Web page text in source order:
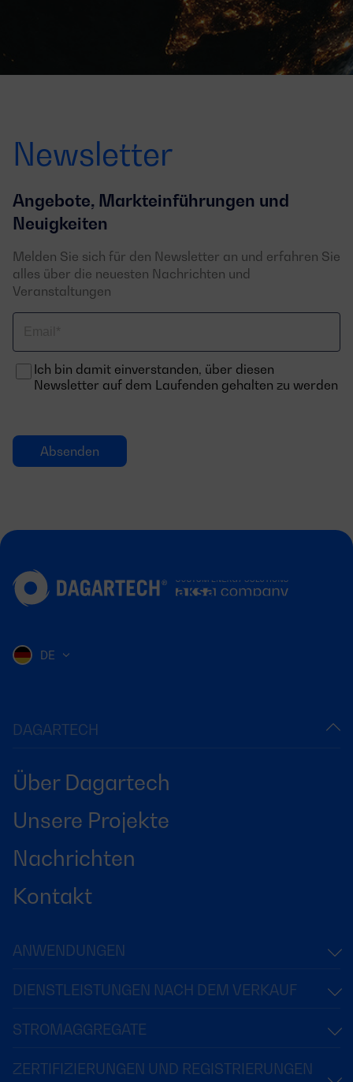
Newsletter
Angebote, Markteinführungen und
Neuigkeiten
Melden Sie sich für den Newsletter an und erfahren Sie
alles über die neuesten Nachrichten und
Veranstaltungen
Ich bin damit einverstanden, über diesen
Newsletter auf dem Laufenden gehalten zu werden
DAGARTECH
Über Dagartech
Unsere Projekte
Nachrichten
Kontakt
DE
ANWENDUNGEN
DIENSTLEISTUNGEN NACH DEM VERKAUF
STROMAGGREGATE
ZERTIFIZIERUNGEN UND REGISTRIERUNGEN